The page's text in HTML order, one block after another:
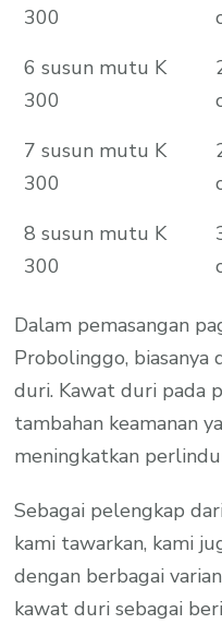
300
6 susun mutu K
300
7 susun mutu K
300
8 susun mutu K
300
Dalam pemasangan
Probolinggo,
duri. Kawat duri pada
tambahan keamanan
meningkatkan
Sebagai pelengkap
kami tawarkan, kami
dengan berbagai
kawat duri sebagai